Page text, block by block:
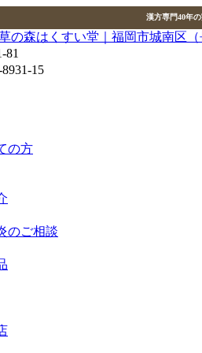
漢方専門40年
81
15
の方
のご相談